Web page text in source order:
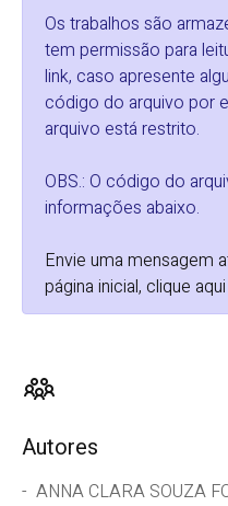
Os trabalhos são
tem permissão para
link, caso apresente
código do arquivo por
arquivo está restrito.
OBS.: O código do
informações abaixo.
Envie uma mensagem
página inicial, clique
Autores
ANNA CLARA SOUZA